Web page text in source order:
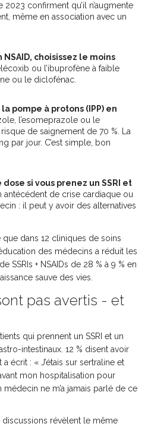
confirment qu’il n’augmente
même en association avec un
choisissez le moins
ou l’ibuprofène à faible
ou le diclofénac.
pompe à protons (IPP) en
l’esomeprazole ou le
de saignement de 70 %. La
par jour. C’est simple, bon
si vous prenez un SSRI et
antécédent de crise cardiaque ou
: il peut y avoir des alternatives
dans 12 cliniques de soins
des médecins a réduit les
SSRIs + NSAIDs de 28 % à 9 % en
sauve des vies.
pas avertis - et
qui prennent un SSRI et un
intestinaux. 12 % disent avoir
écrit : « J’étais sur sertraline et
mon hospitalisation pour
ne m’a jamais parlé de ce
discussions révèlent le même